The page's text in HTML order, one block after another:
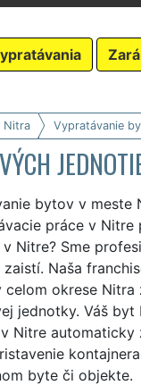
Nitra Vypratávanie
bytov v
práce v
Nitre? Sme
Naša
celom okrese
jednotky. Váš
Nitre
byte či objekte.